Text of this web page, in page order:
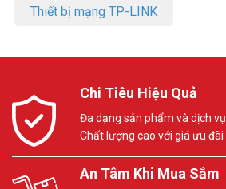
Thiết bị mạng TP-LINK
Chi Tiêu Hiệu Quả
Đa dạng sản phẩm và dịch vụ
Chất lượng cao với giá ưu đãi
An Tâm Khi Mua Sắm